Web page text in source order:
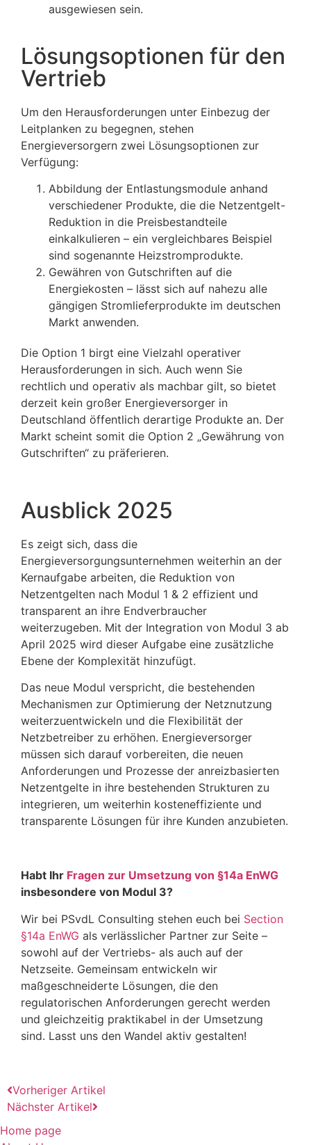
ausgewiesen sein.
Lösungsoptionen für den
Vertrieb
Um den Herausforderungen unter Einbezug der
Leitplanken zu begegnen, stehen
Energieversorgern zwei Lösungsoptionen zur
Verfügung:
Abbildung der Entlastungsmodule anhand
verschiedener Produkte, die die Netzentgelt-
Reduktion in die Preisbestandteile
einkalkulieren – ein vergleichbares Beispiel
sind sogenannte Heizstromprodukte.
Gewähren von Gutschriften auf die
Energiekosten – lässt sich auf nahezu alle
gängigen Stromlieferprodukte im deutschen
Markt anwenden.
Die Option 1 birgt eine Vielzahl operativer
Herausforderungen in sich. Auch wenn Sie
rechtlich und operativ als machbar gilt, so bietet
derzeit kein großer Energieversorger in
Deutschland öffentlich derartige Produkte an. Der
Markt scheint somit die Option 2 „Gewährung von
Gutschriften“ zu präferieren.
Ausblick 2025
Es zeigt sich, dass die
Energieversorgungsunternehmen weiterhin an der
Kernaufgabe arbeiten, die Reduktion von
Netzentgelten nach Modul 1 & 2 effizient und
transparent an ihre Endverbraucher
weiterzugeben. Mit der Integration von Modul 3 ab
April 2025 wird dieser Aufgabe eine zusätzliche
Ebene der Komplexität hinzufügt.
Das neue Modul verspricht, die bestehenden
Mechanismen zur Optimierung der Netznutzung
weiterzuentwickeln und die Flexibilität der
Netzbetreiber zu erhöhen. Energieversorger
müssen sich darauf vorbereiten, die neuen
Anforderungen und Prozesse der anreizbasierten
Netzentgelte in ihre bestehenden Strukturen zu
integrieren, um weiterhin kosteneffiziente und
transparente Lösungen für ihre Kunden anzubieten.
Habt Ihr Fragen zur Umsetzung von §14a EnWG
insbesondere von Modul 3?
Wir bei PSvdL Consulting stehen euch bei Section
§14a EnWG als verlässlicher Partner zur Seite –
sowohl auf der Vertriebs- als auch auf der
Netzseite. Gemeinsam entwickeln wir
maßgeschneiderte Lösungen, die den
regulatorischen Anforderungen gerecht werden
und gleichzeitig praktikabel in der Umsetzung
sind. Lasst uns den Wandel aktiv gestalten!
Vorheriger Artikel
Nächster Artikel
Home page